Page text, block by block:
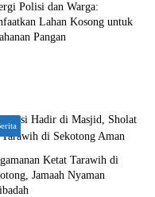
Polisi dan Warga:
Lahan Kosong untuk
Pangan
Ketat Tarawih di
Jamaah Nyaman